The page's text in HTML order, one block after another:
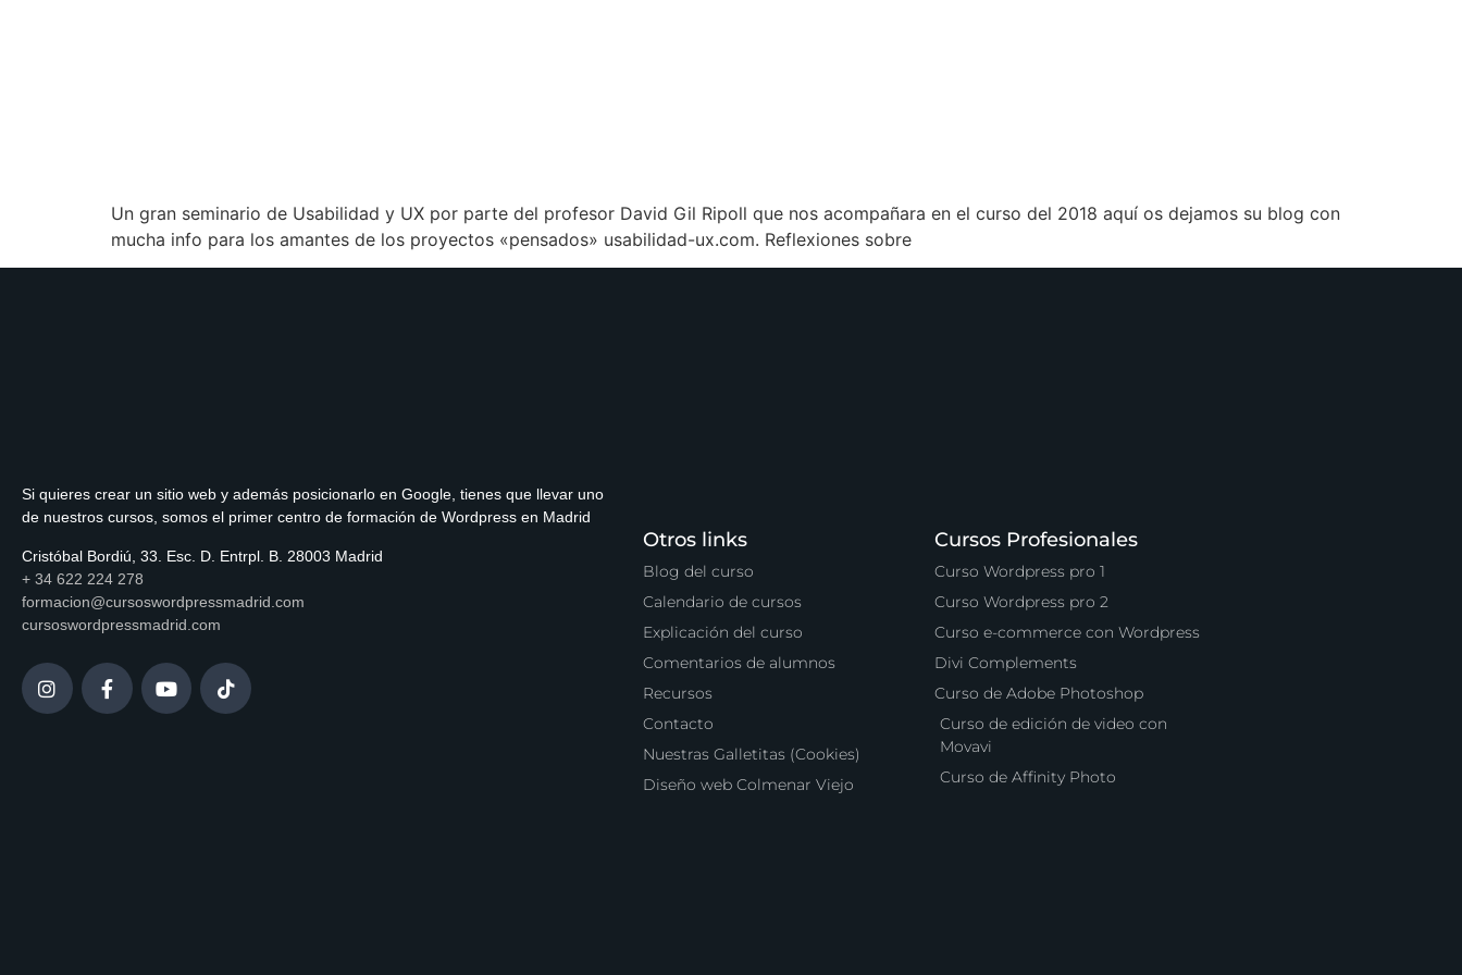
Un gran seminario de Usabilidad y UX por parte del profesor David Gil Ripoll que nos acompañara en el curso del 2018 aquí os dejamos su blog con
mucha info para los amantes de los proyectos «pensados» usabilidad-ux.com. Reflexiones sobre
Si quieres crear un sitio web y además posicionarlo en Google, tienes que llevar uno
de nuestros cursos, somos el primer centro de formación de Wordpress en Madrid
Cristóbal Bordiú, 33. Esc. D. Entrpl. B. 28003 Madrid
+ 34 622 224 278
formacion@cursoswordpressmadrid.com
cursoswordpressmadrid.com
Otros links
Blog del curso
Calendario de cursos
Explicación del curso
Comentarios de alumnos
Recursos
Contacto
Nuestras Galletitas (Cookies)
Diseño web Colmenar Viejo
Cursos Profesionales
Curso Wordpress pro 1
Curso Wordpress pro 2
Curso e-commerce con Wordpress
Divi Complements
Curso de Adobe Photoshop
Curso de edición de video con
Movavi
Curso de Affinity Photo